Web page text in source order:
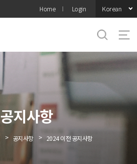
Home Login Korean
공지사항
> 공지사항 > 2024 이전 공지사항